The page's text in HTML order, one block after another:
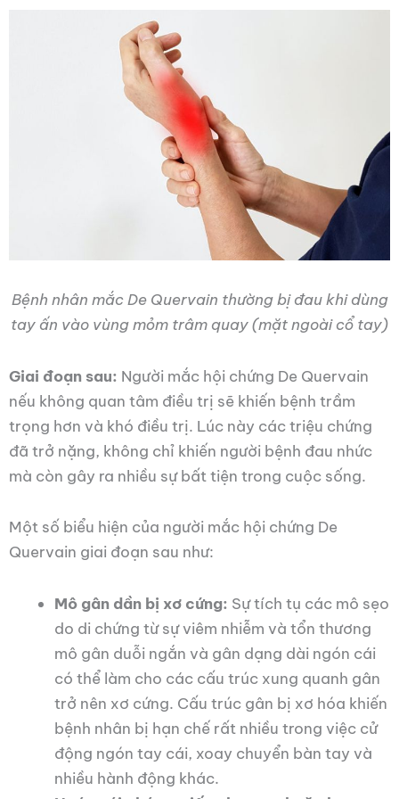
Bệnh nhân mắc De Quervain thường bị đau khi dùng
tay ấn vào vùng mỏm trâm quay (mặt ngoài cổ tay)
Giai đoạn sau: Người mắc hội chứng De Quervain
nếu không quan tâm điều trị sẽ khiến bệnh trầm
trọng hơn và khó điều trị. Lúc này các triệu chứng
đã trở nặng, không chỉ khiến người bệnh đau nhức
mà còn gây ra nhiều sự bất tiện trong cuộc sống.
Một số biểu hiện của người mắc hội chứng De
Quervain giai đoạn sau như:
Mô gân dần bị xơ cứng: Sự tích tụ các mô sẹo
do di chứng từ sự viêm nhiễm và tổn thương
mô gân duỗi ngắn và gân dạng dài ngón cái
có thể làm cho các cấu trúc xung quanh gân
trở nên xơ cứng. Cấu trúc gân bị xơ hóa khiến
bệnh nhân bị hạn chế rất nhiều trong việc cử
động ngón tay cái, xoay chuyển bàn tay và
nhiều hành động khác.